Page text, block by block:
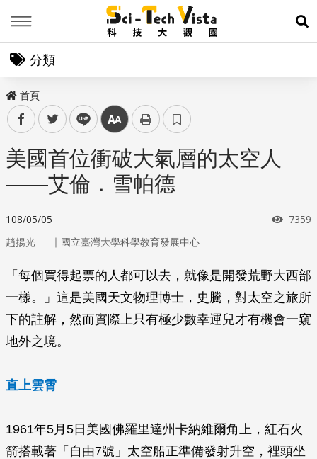
展
分類
首頁
facebooktwitter line 中
美國首位衝破大氣層的太空人
——艾倫．雪帕德
108/05/05 瀏覽
7359
趙揚光 ｜ 國立臺灣大學科學教育發展中心
「每個買得起票的人都可以去，就像是開發荒野大西部
一樣。」這是美國天文物理博士，史騰，對太空之旅所
下的註解，然而實際上只有極少數幸運兒才有機會一窺
地外之境。
直上雲霄
1961年5月5日美國佛羅里達州卡納維爾角上，紅石火
箭搭載著「自由7號」太空船正準備發射升空，裡頭坐